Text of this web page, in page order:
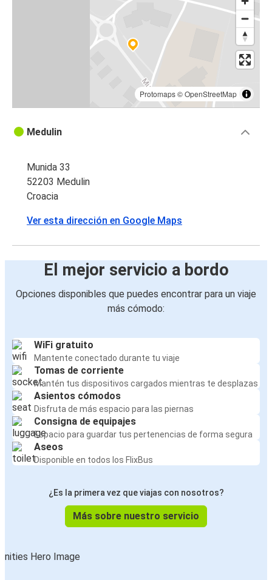
Protomaps©OpenStreetMap
Medulin
Munida 33
52203 Medulin
Croacia
Ver esta dirección en Google Maps
El mejor servicio a bordo
Opciones disponibles que puedes encontrar para un viaje
más cómodo:
WiFi gratuito
Mantente conectado durante tu viaje
Tomas de corriente
Mantén tus dispositivos cargados mientras te desplazas
Asientos cómodos
Disfruta de más espacio para las piernas
Consigna de equipajes
Espacio para guardar tus pertenencias de forma segura
Aseos
Disponible en todos los FlixBus
¿Es la primera vez que viajas con nosotros?
Más sobre nuestro servicio